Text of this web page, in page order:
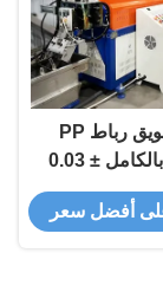
خط تطويق رباط PP
التلقائي بالكامل ± 0.03
ملم
أفضل سعر